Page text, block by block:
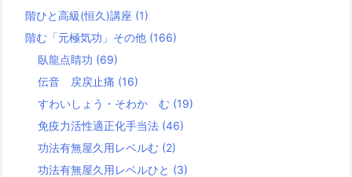
階ひと高級(恒久)講座 (1)
階む「元極気功」その他 (166)
臥龍点睛功 (69)
伝音 戻戻止痛 (16)
すわいしょう・そわか む (19)
免疫力活性適正化手当法 (46)
功法有無屋久用レベルむ (2)
功法有無屋久用レベルひと (3)